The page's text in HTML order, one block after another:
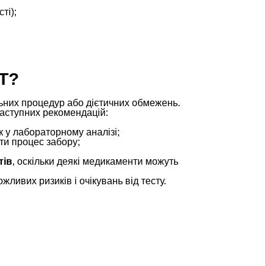
процедур або дієтичних обмежень.
рекомендацій:
лабораторному аналізі;
процес забору;
, оскільки деякі медикаменти можуть
ризиків і очікувань від тесту.